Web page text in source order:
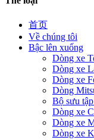
首页
Về chúng tôi
Bậc lên xuống
Dòng xe
Dòng xe
Dòng xe
Dòng
Bộ sưu
Dòng xe
Dòng xe
Dòng xe